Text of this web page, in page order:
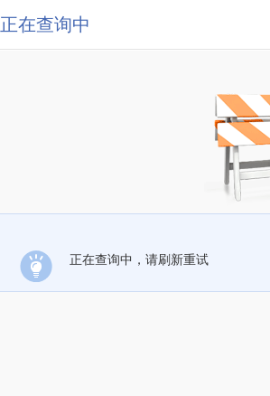
正在查询中
正在查询中，请刷新重试